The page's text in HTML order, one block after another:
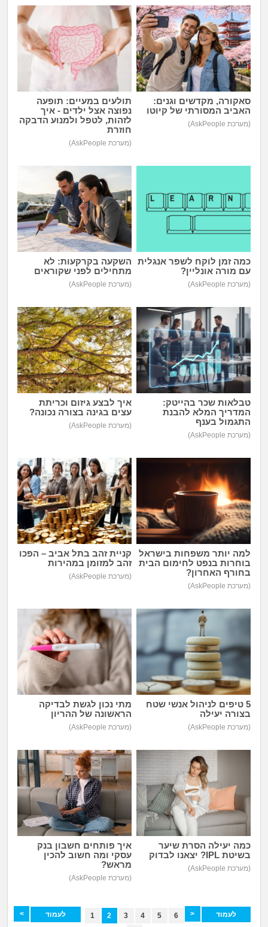
לימודים וסטודנטים
עבודה וקריירה
חברים ואנשים
בית, שכנים ושותפים
פיננסי וכלכלה
בין הסדינים
חיות מחמד
יוקר המחיה
גאווה
סאקורה, מקדשים וגנים:
האביב המסורתי של קיוטו
(מערכת AskPeople)
תולעים במעיים: תופעה
נפוצה אצל ילדים - איך
לזהות, לטפל ולמנוע הדבקה
חוזרת
(מערכת AskPeople)
כמה זמן לוקח לשפר אנגלית
עם מורה אונליין?
(מערכת AskPeople)
השקעה בקרקעות: לא
מתחילים לפני שקוראים
(מערכת AskPeople)
טבלאות שכר בהייטק:
המדריך המלא להבנת
התגמול בענף
(מערכת AskPeople)
איך לבצע גיזום וכריתת
עצים בגינה בצורה נכונה?
(מערכת AskPeople)
למה יותר משפחות בישראל
בוחרות בנפט לחימום הבית
בחורף האחרון?
(מערכת AskPeople)
קניית זהב בתל אביב – הפכו
זהב למזומן במהירות
(מערכת AskPeople)
5 טיפים לניהול אנשי שטח
בצורה יעילה
(מערכת AskPeople)
מתי נכון לגשת לבדיקה
הראשונה של ההריון
(מערכת AskPeople)
כמה יעילה הסרת שיער
בשיטת IPL? יצאנו לבדוק
(מערכת AskPeople)
איך פותחים חשבון בנק
עסקי ומה חשוב להכין
מראש?
(מערכת AskPeople)
<
לעמוד
1 2 3 4 5 6 >
לעמוד